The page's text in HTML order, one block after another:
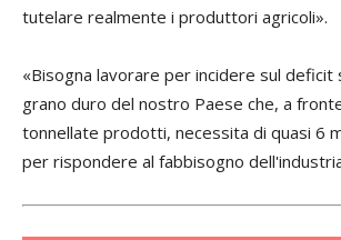
tutelare realmente i produttori agricoli».
«Bisogna lavorare per incidere sul
grano duro del nostro Paese che, a
tonnellate prodotti, necessita di quasi 6
per rispondere al fabbisogno